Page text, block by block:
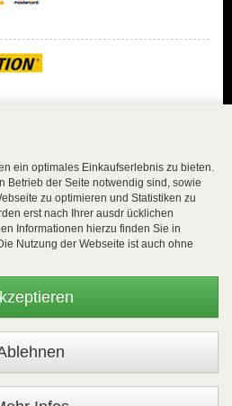
Einkaufen mit
Shops und
zurück-Garantie.
verschlüsselt
02654 883 9820 -
ein optimales Einkaufserlebnis zu bieten.
Betrieb der Seite notwendig sind, sowie
zu optimieren und Statistiken zu
erst nach Ihrer ausdr ücklichen
Informationen hierzu finden Sie in
Nutzung der Webseite ist auch ohne